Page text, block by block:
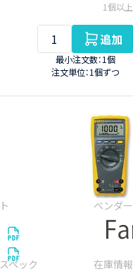
1個以上
追加
最小注文数：1個
注文単位：1個ずつ